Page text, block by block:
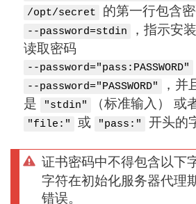
/opt/secret 的第一行包含
--password=stdin
，指示安
读取密码
--password="pass:PASSWORD"
--password="PASSWORD"
，
是
"stdin" （标准输入） 或
"file:" 或 "pass:" 开头的
证书密码中不得包含以下
字符在初始化服务器代理
错误。